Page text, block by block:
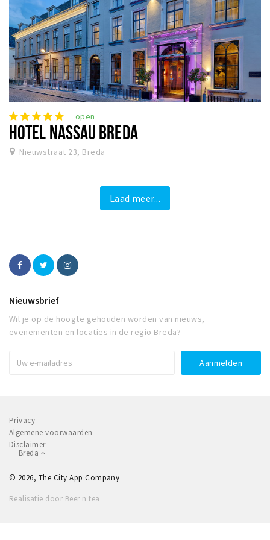
open
HOTEL NASSAU BREDA
Nieuwstraat 23, Breda
Laad meer...
Nieuwsbrief
Wil je op de hoogte gehouden worden van nieuws,
evenementen en locaties in de regio Breda?
Privacy
Algemene voorwaarden
Disclaimer
Breda
© 2026, The City App Company
Realisatie door Beer n tea